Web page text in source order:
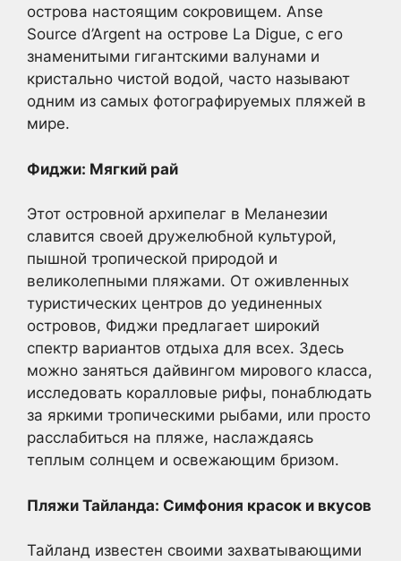
острова настоящим сокровищем. Anse
Source d’Argent на острове La Digue, с его
знаменитыми гигантскими валунами и
кристально чистой водой, часто называют
одним из самых фотографируемых пляжей в
мире.
Фиджи: Мягкий рай
Этот островной архипелаг в Меланезии
славится своей дружелюбной культурой,
пышной тропической природой и
великолепными пляжами. От оживленных
туристических центров до уединенных
островов, Фиджи предлагает широкий
спектр вариантов отдыха для всех. Здесь
можно заняться дайвингом мирового класса,
исследовать коралловые рифы, понаблюдать
за яркими тропическими рыбами, или просто
расслабиться на пляже, наслаждаясь
теплым солнцем и освежающим бризом.
Пляжи Тайланда: Симфония красок и вкусов
Тайланд известен своими захватывающими